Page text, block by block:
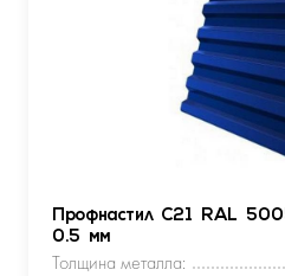
Профнастил С21 RAL
0.5 мм
Толщина металла: